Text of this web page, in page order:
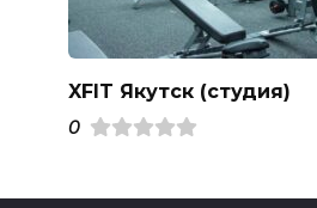
XFIT Якутск (студия)
0